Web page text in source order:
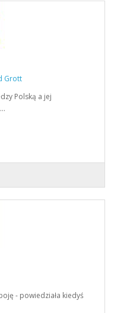
Grott
Polską a jej
- powiedziała kiedyś